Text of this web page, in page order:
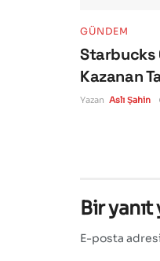
GÜNDEM
Starbucks
Kazanan
Yazan Aslı Şahin
Bir yanıt
E-posta